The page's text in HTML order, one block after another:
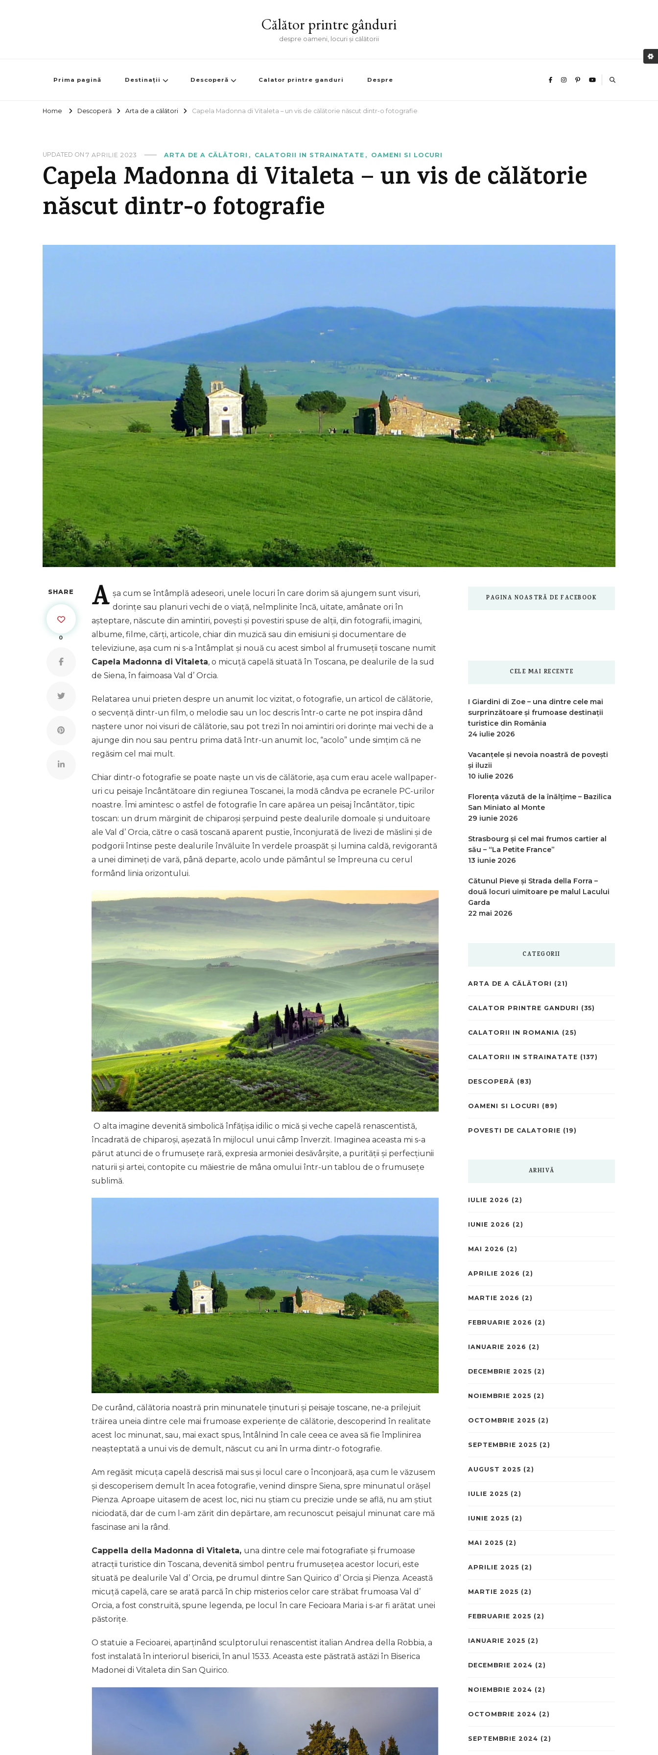
Călător printre gânduri
despre oameni, locuri și călătorii
Prima pagină Destinații Descoperă Calator printre ganduri Despre
Home Descoperă Arta de a călători Capela Madonna di Vitaleta – un vis de călătorie născut dintr-o fotografie
UPDATED ON 7 APRILIE 2023 ARTA DE A CĂLĂTORI CALATORII IN STRAINATATE OAMENI SI LOCURI
Capela Madonna di Vitaleta – un vis de călătorie
născut dintr-o fotografie
SHARE
0
A șa cum se întâmplă adeseori, unele locuri în care dorim să ajungem sunt visuri,
dorințe sau planuri vechi de o viață, neîmplinite încă, uitate, amânate ori în
așteptare, născute din amintiri, povești și povestiri spuse de alții, din fotografii, imagini,
albume, filme, cărți, articole, chiar din muzică sau din emisiuni și documentare de
televiziune, așa cum ni s-a întâmplat și nouă cu acest simbol al frumuseții toscane numit
Capela Madonna di Vitaleta, o micuță capelă situată în Toscana, pe dealurile de la sud
de Siena, în faimoasa Val d’ Orcia.
Relatarea unui prieten despre un anumit loc vizitat, o fotografie, un articol de călătorie,
o secvență dintr-un film, o melodie sau un loc descris într-o carte ne pot inspira dând
naștere unor noi visuri de călătorie, sau pot trezi în noi amintiri ori dorințe mai vechi de a
ajunge din nou sau pentru prima dată într-un anumit loc, “acolo” unde simțim că ne
regăsim cel mai mult.
Chiar dintr-o fotografie se poate naște un vis de călătorie, așa cum erau acele wallpaper-
uri cu peisaje încântătoare din regiunea Toscanei, la modă cândva pe ecranele PC-urilor
noastre. Îmi amintesc o astfel de fotografie în care apărea un peisaj încântător, tipic
toscan: un drum mărginit de chiparoși șerpuind peste dealurile domoale și unduitoare
ale Val d’ Orcia, către o casă toscană aparent pustie, înconjurată de livezi de măslini și de
podgorii întinse peste dealurile învăluite în verdele proaspăt și lumina caldă, revigorantă
a unei dimineți de vară, până departe, acolo unde pământul se împreuna cu cerul
formând linia orizontului.
O alta imagine devenită simbolică înfățișa idilic o mică și veche capelă renascentistă,
încadrată de chiparoși, așezată în mijlocul unui câmp înverzit. Imaginea aceasta mi s-a
părut atunci de o frumusețe rară, expresia armoniei desăvârșite, a purității și perfecțiunii
naturii și artei, contopite cu măiestrie de mâna omului într-un tablou de o frumusețe
sublimă.
De curând, călătoria noastră prin minunatele ținuturi și peisaje toscane, ne-a prilejuit
trăirea uneia dintre cele mai frumoase experiențe de călătorie, descoperind în realitate
acest loc minunat, sau, mai exact spus, întâlnind în cale ceea ce avea să fie împlinirea
neașteptată a unui vis de demult, născut cu ani în urma dintr-o fotografie.
Am regăsit micuța capelă descrisă mai sus și locul care o înconjoară, așa cum le văzusem
și descoperisem demult în acea fotografie, venind dinspre Siena, spre minunatul orășel
Pienza. Aproape uitasem de acest loc, nici nu știam cu precizie unde se află, nu am știut
niciodată, dar de cum l-am zărit din depărtare, am recunoscut peisajul minunat care mă
fascinase ani la rând.
Cappella della Madonna di Vitaleta, una dintre cele mai fotografiate și frumoase
atracții turistice din Toscana, devenită simbol pentru frumusețea acestor locuri, este
situată pe dealurile Val d’ Orcia, pe drumul dintre San Quirico d’ Orcia și Pienza. Această
micuță capelă, care se arată parcă în chip misterios celor care străbat frumoasa Val d’
Orcia, a fost construită, spune legenda, pe locul în care Fecioara Maria i s-ar fi arătat unei
păstorițe.
O statuie a Fecioarei, aparținând sculptorului renascentist italian Andrea della Robbia, a
fost instalată în interiorul bisericii, în anul 1533. Aceasta este păstrată astăzi în Biserica
Madonei di Vitaleta din San Quirico.
PAGINA NOASTRĂ DE FACEBOOK
CELE MAI RECENTE
I Giardini di Zoe – una dintre cele mai
surprinzătoare și frumoase destinații
turistice din România
24 iulie 2026
Vacanțele și nevoia noastră de povești
și iluzii
10 iulie 2026
Florența văzută de la înălțime – Bazilica
San Miniato al Monte
29 iunie 2026
Strasbourg și cel mai frumos cartier al
său – “La Petite France”
13 iunie 2026
Cătunul Pieve și Strada della Forra –
două locuri uimitoare pe malul Lacului
Garda
22 mai 2026
CATEGORII
ARTA DE A CĂLĂTORI (21)
CALATOR PRINTRE GANDURI (35)
CALATORII IN ROMANIA (25)
CALATORII IN STRAINATATE (137)
DESCOPERĂ (83)
OAMENI SI LOCURI (89)
POVESTI DE CALATORIE (19)
ARHIVĂ
IULIE 2026 (2)
IUNIE 2026 (2)
MAI 2026 (2)
APRILIE 2026 (2)
MARTIE 2026 (2)
FEBRUARIE 2026 (2)
IANUARIE 2026 (2)
DECEMBRIE 2025 (2)
NOIEMBRIE 2025 (2)
OCTOMBRIE 2025 (2)
SEPTEMBRIE 2025 (2)
AUGUST 2025 (2)
IULIE 2025 (2)
IUNIE 2025 (2)
MAI 2025 (2)
APRILIE 2025 (2)
MARTIE 2025 (2)
FEBRUARIE 2025 (2)
IANUARIE 2025 (2)
DECEMBRIE 2024 (2)
NOIEMBRIE 2024 (2)
OCTOMBRIE 2024 (2)
SEPTEMBRIE 2024 (2)